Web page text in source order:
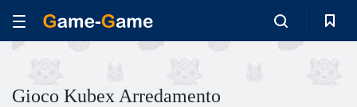
Gioco Kubex Arredamento